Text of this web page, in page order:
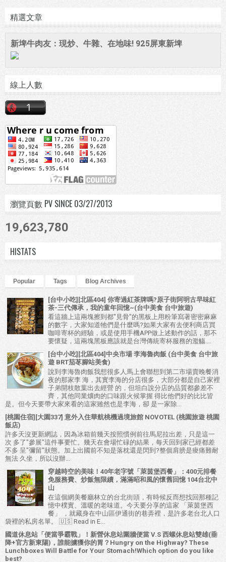
精選文章
新埤牛肉友：現炒、牛雜、在地味! 925屏東新埤
線上人數
瀏覽頁數 PV SINCE 03/27/2013
19,623,780
HISTATS
Popular Tags Blog Archives
[台中小吃][北區404] 你寄過紅茶牌嗎?原子街阿明古早味紅
茶-三代傳承，我的童年回憶~(台中美食 台中旅遊)
看這牆上這兩塊擦到都"見骨"的黑板上用粉筆寫著密密麻麻
的數字，大家知道牠們是什麼嗎?如果大家有去便利商店買
咖啡寄杯的經驗，或是使用手機APP做上述動作的話，那不
要懷疑，這兩塊黑板應該就是台灣傳統寄杯服務的濫觴....
[台中小吃][北區404]中央市場 李海魯肉飯 (台中美食 台中旅
遊 BRT茄苳腳站美食)
說到李海魯肉飯我想很多人馬上會聯想到第二市場賣晚餐消
夜的那家李 海，其實李海的分店很多，大部分都是自己家裡
子弟開枝散葉出去經營 的，但坦白說分店的品質都參差不
齊，其他同業爌肉的口味跟火候掌握 得比他們好的比比皆
是。但今天要帶大家來看的這家雖然也是李海，卻 是一家除...
[桃園住宿][大園337] 意外入住華航桃機過境旅館 NOVOTEL (桃園旅遊 桃園
飯店)
許多天沒更新網誌，因為冰箱前幾天按照慣例前往馬尼拉出差，只是這一
次 多了"參展"這件事要忙。幾天在會場忙碌的結果，每天回到家已經都差
不多 呈"彌留"狀態。加上出國前不知是落枕還是閃到?整個肩膀是痠痛難耐
無法 久坐，所以沒辦...
穿越時空的美味！40年老字號「萊茵堡西餐」：400元排餐
免服務費、炒飯無限續，滿滿昭和風的懷舊回憶 104台北中
山
在這個網美餐廳林立的台北街頭，有時候反而想找回那種記
憶中樸實、溫暖的老味道。今天要分享的這家 「萊茵堡西
餐」 ，就藏身在中山區伊通街的巷弄裡，是許多老台北人口
袋裡的私房名單。 🇺🇸 Read in E...
國道休息站「便當爭霸戰」！新營休息站圍牆便當 V.S 西螺休息站雙雄(垂
降+官方新東陽)，誰能擄獲你的胃？Hungry on the Highway? These
Lunchboxes Will Battle for Your Stomach!Which option do you like
best?